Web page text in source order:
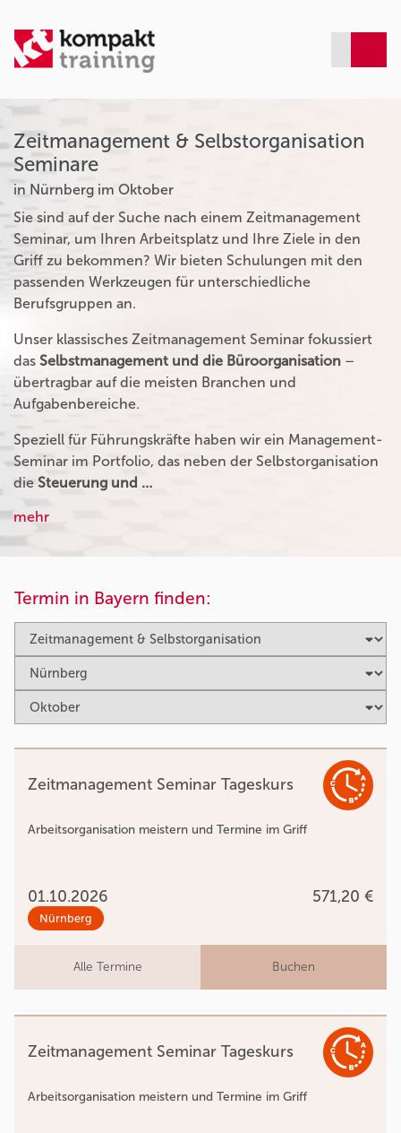
Zeitmanagement & Selbstorganisation
Seminare
in Nürnberg im Oktober
Sie sind auf der Suche nach einem Zeitmanagement
Seminar, um Ihren Arbeitsplatz und Ihre Ziele in den
Griff zu bekommen? Wir bieten Schulungen mit den
passenden Werkzeugen für unterschiedliche
Berufsgruppen an.
Unser klassisches Zeitmanagement Seminar fokussiert
das Selbstmanagement und die Büroorganisation –
übertragbar auf die meisten Branchen und
Aufgabenbereiche.
Speziell für Führungskräfte haben wir ein Management-
Seminar im Portfolio, das neben der Selbstorganisation
die Steuerung und …
mehr
Termin in Bayern finden:
Zeitmanagement Seminar Tageskurs
Arbeitsorganisation meistern und Termine im Griff
01.10.2026 571,20 €
Nürnberg
Alle Termine Buchen
Zeitmanagement Seminar Tageskurs
Arbeitsorganisation meistern und Termine im Griff